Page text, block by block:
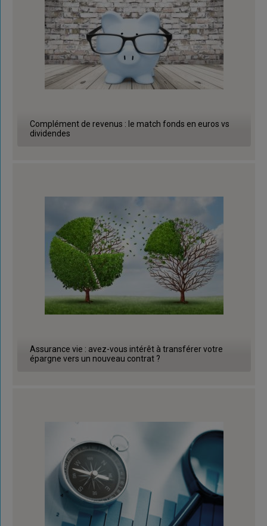
Complément de revenus : le match fonds en euros vs
dividendes
Assurance vie : avez-vous intérêt à transférer votre
épargne vers un nouveau contrat ?